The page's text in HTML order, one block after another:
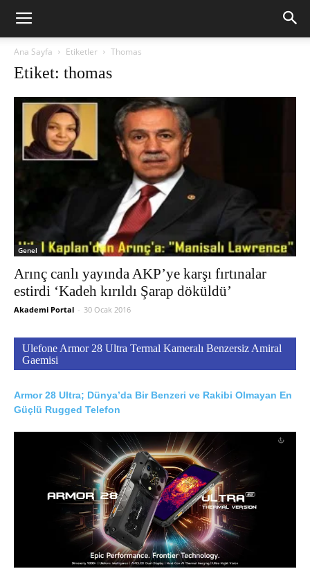
Ana Sayfa Etiketler Thomas
Etiket: thomas
Genel
Arınç canlı yayında AKP’ye karşı fırtınalar
estirdi ‘Kadeh kırıldı Şarap döküldü’
Akademi Portal - 30 Ocak 2016
Ulefone Armor 28 Ultra Termal Kameralı Benzersiz Amiral
Gaemisi
Armor 28 Ultra; Dünya’da Bir Benzeri ve Rakibi Olmayan En
Güçlü Rugged Telefon